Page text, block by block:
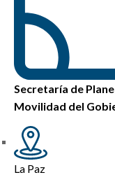
Secretaría de
Movilidad del
La Paz